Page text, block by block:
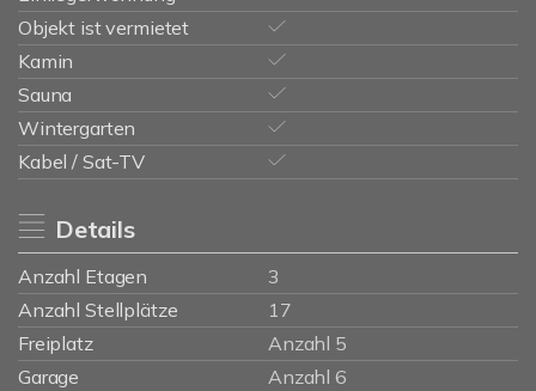
Objekt ist vermietet
Kamin
Sauna
Wintergarten
Kabel / Sat-TV
Details
Anzahl Etagen
3
Anzahl Stellplätze
17
Freiplatz
Anzahl 5
Garage
Anzahl 6